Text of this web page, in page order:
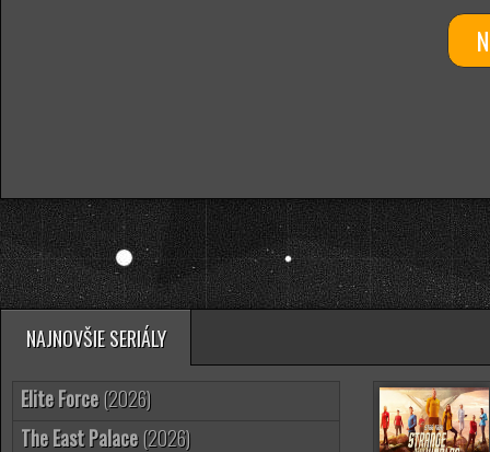
NAJNOVŠIE SERIÁLY
Elite Force(2026)
The East Palace(2026)